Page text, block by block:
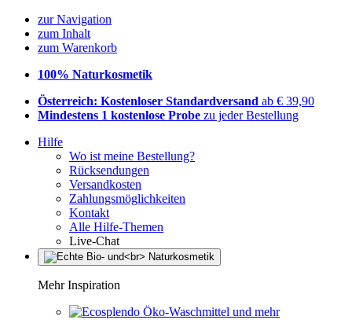
zur Navigation
zum Inhalt
zum Warenkorb
100% Naturkosmetik
Österreich: Kostenloser Standardversand ab € 39,90
Mindestens 1 kostenlose Probe zu jeder Bestellung
Hilfe
Wo ist meine Bestellung?
Rücksendungen
Versandkosten
Zahlungsmöglichkeiten
Kontakt
Alle Hilfe-Themen
Live-Chat
Mehr Inspiration
Öko-Waschmittel und mehr